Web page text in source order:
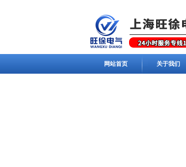
网站首页 关于我们